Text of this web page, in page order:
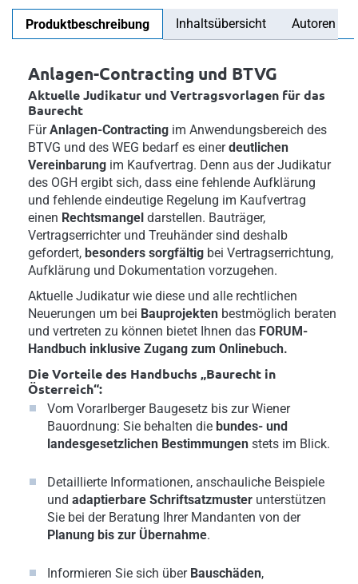
Produktbeschreibung Inhaltsübersicht Autoren
Anlagen-Contracting und BTVG
Aktuelle Judikatur und Vertragsvorlagen für das
Baurecht
FürAnlagen-Contracting im Anwendungsbereich des
BTVG und des WEG bedarf es einerdeutlichen
Vereinbarung im Kaufvertrag. Denn aus der Judikatur
des OGH ergibt sich, dass eine fehlende Aufklärung
und fehlende eindeutige Regelung im Kaufvertrag
einen Rechtsmangel darstellen. Bauträger,
Vertragserrichter und Treuhänder sind deshalb
gefordert, besonders sorgfältig bei Vertragserrichtung,
Aufklärung und Dokumentation vorzugehen.
Aktuelle Judikatur wie diese und alle rechtlichen
Neuerungen um bei Bauprojekten bestmöglich beraten
und vertreten zu können bietet Ihnen das FORUM-
Handbuch inklusive Zugang zum Onlinebuch.
Die Vorteile des Handbuchs „Baurecht in
Österreich“:
Vom Vorarlberger Baugesetz bis zur Wiener
Bauordnung: Sie behalten die bundes- und
landesgesetzlichen Bestimmungen stets im Blick.
Detaillierte Informationen, anschauliche Beispiele
und adaptierbare Schriftsatzmuster unterstützen
Sie bei der Beratung Ihrer Mandanten von der
Planung bis zur Übernahme.
Informieren Sie sich über Bauschäden,